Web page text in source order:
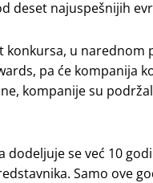
deset najuspešnijih
konkursa, u
pa će kompanija
kompanije su
dodeljuje se već 10
Samo ove